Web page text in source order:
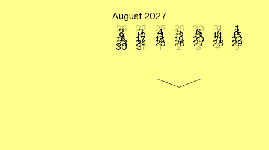
August 2027
26
27 28 29 30 31 1
2 3 4 5 6 7 8
9 10 11 12 13 14 15
16 17 18 19 20 21 22
23 24 25 26 27 28 29
30 31 1 2 3 4 5